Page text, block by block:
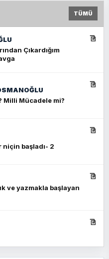
TÜMÜ
Çıkardığım
Milli Mücadele mi?
niçin başladı- 2
ve yazmakla başlayan